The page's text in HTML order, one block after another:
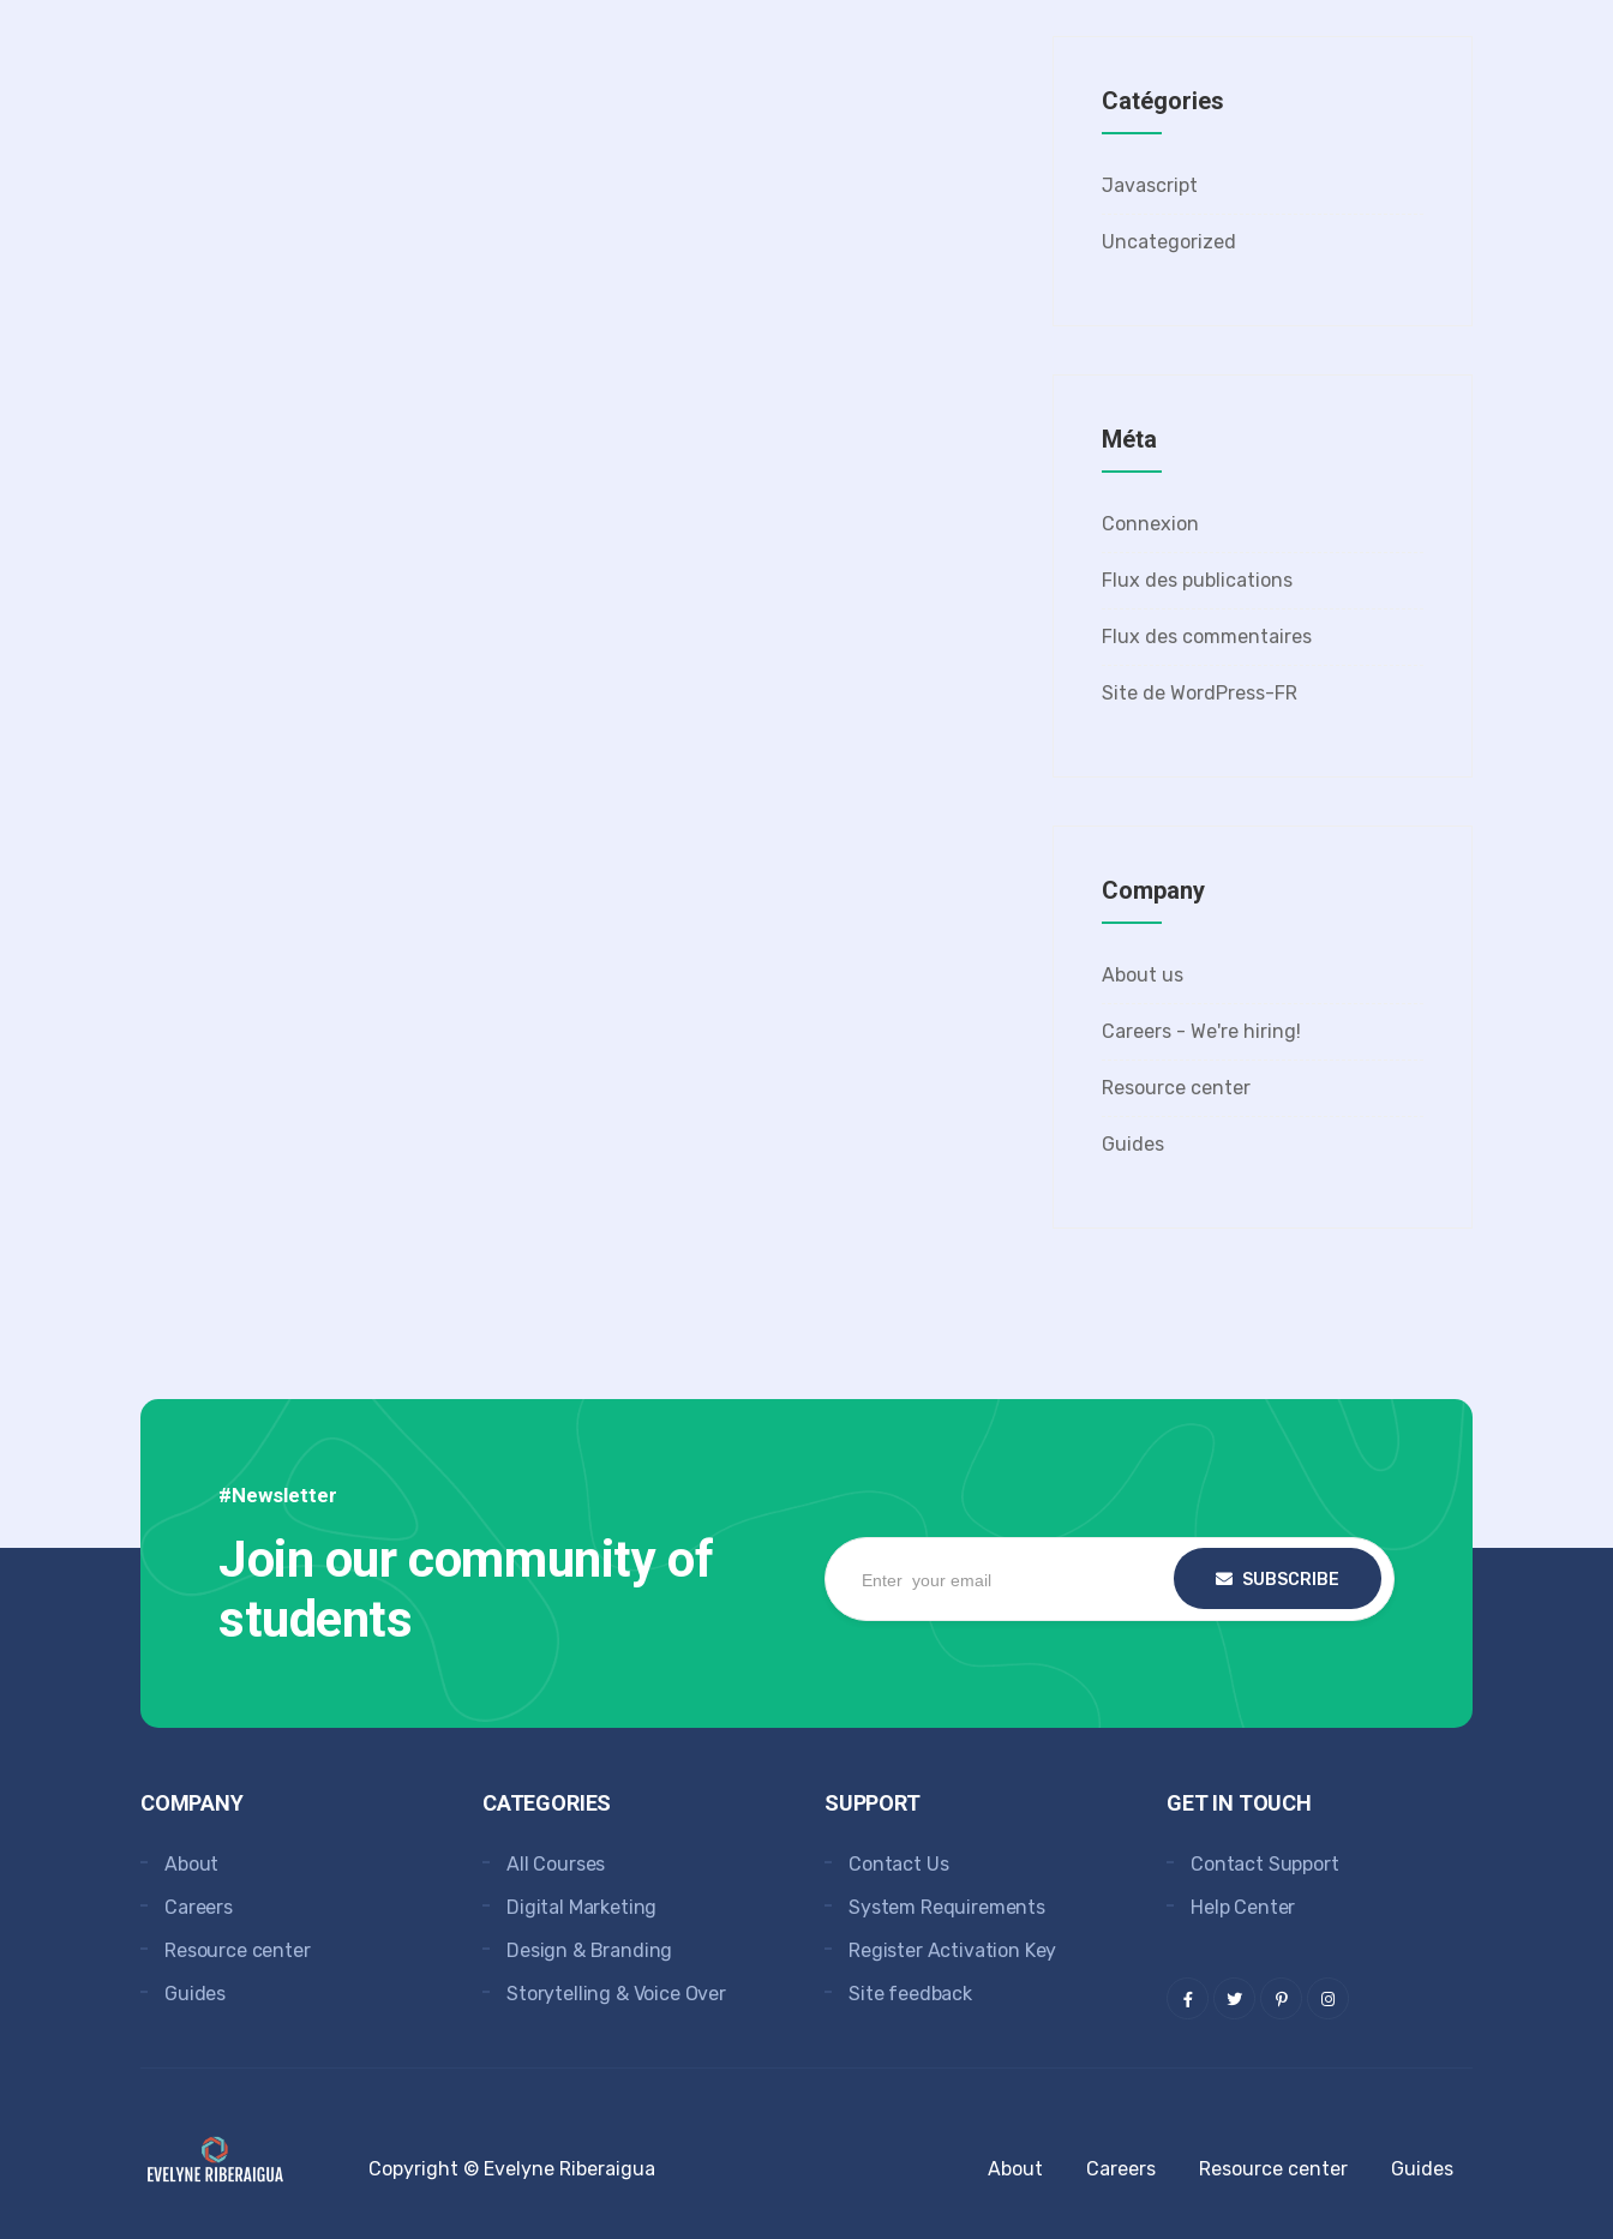
Catégories
Javascript
Uncategorized
Méta
Connexion
Flux des publications
Flux des commentaires
Site de WordPress-FR
Company
About us
Careers - We're hiring!
Resource center
Guides
#Newsletter
Join our community of
students
SUBSCRIBE
COMPANY
About
Careers
Resource center
Guides
CATEGORIES
All Courses
Digital Marketing
Design & Branding
Storytelling & Voice Over
SUPPORT
Contact Us
System Requirements
Register Activation Key
Site feedback
GET IN TOUCH
Contact Support
Help Center
Copyright © Evelyne Riberaigua About Careers Resource center Guides